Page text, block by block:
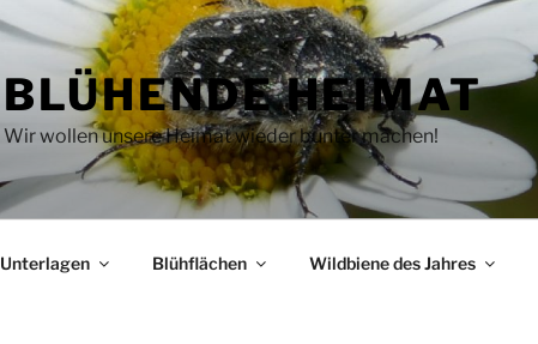
BLÜHENDE HEIMAT
Wir wollen unsere Heimat wieder bunter machen!
Unterlagen Blühflächen Wildbiene des Jahres